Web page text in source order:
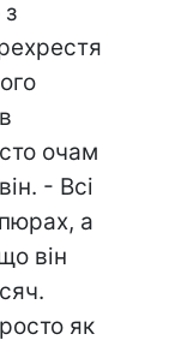
очам
- Всі
а
він
як